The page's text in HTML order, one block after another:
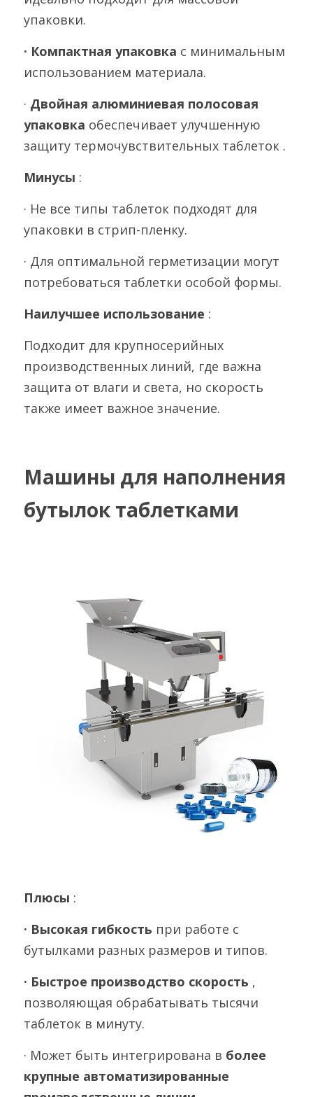
упаковки.
· Компактная упаковка с минимальным
использованием материала.
· Двойная алюминиевая полосовая
упаковка обеспечивает улучшенную
защиту термочувствительных таблеток .
Минусы :
· Не все типы таблеток подходят для
упаковки в стрип-пленку.
· Для оптимальной герметизации могут
потребоваться таблетки особой формы.
Наилучшее использование :
Подходит для крупносерийных
производственных линий, где важна
защита от влаги и света, но скорость
также имеет важное значение.
Машины для наполнения
бутылок таблетками
Плюсы :
· Высокая гибкость при работе с
бутылками разных размеров и типов.
· Быстрое производство скорость ,
позволяющая обрабатывать тысячи
таблеток в минуту.
· Может быть интегрирована в более
крупные автоматизированные